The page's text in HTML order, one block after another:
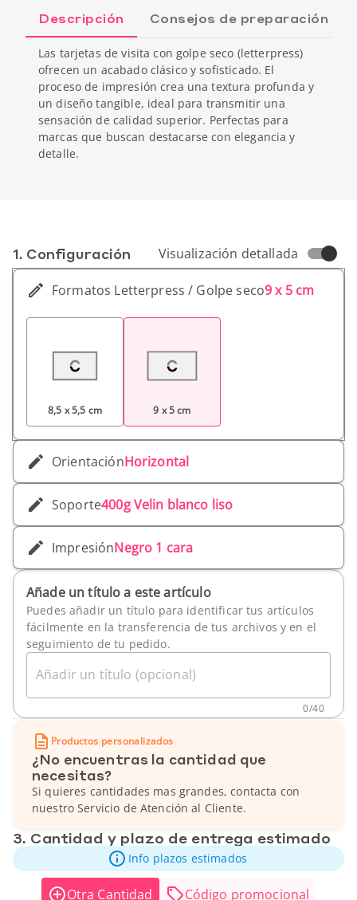
Descripción Consejos de preparación
Las tarjetas de visita con golpe seco (letterpress)
ofrecen un acabado clásico y sofisticado. El
proceso de impresión crea una textura profunda y
un diseño tangible, ideal para transmitir una
sensación de calidad superior. Perfectas para
marcas que buscan destacarse con elegancia y
detalle.
1. Conf­iguración Visualización detallada
Formatos Letterpress / Golpe seco9 x 5 cm
8,5 x 5,5 cm 9 x 5 cm
OrientaciónHorizontal
Soporte400g Velin blanco liso
ImpresiónNegro 1 cara
Añade un título a este artículo
Puedes añadir un título para identificar tus artículos
fácilmente en la transferencia de tus archivos y en el
seguimiento de tu pedido.
Añadir un título (opcional)
0/40
Productos personalizados
¿No encuentras la cantidad que
necesitas?
Si quieres cantidades mas grandes, contacta con
nuestro Servicio de Atención al Cliente.
3. Cantidad y plazo de entrega estimado
Info plazos estimados
Otra Cantidad Código promocional